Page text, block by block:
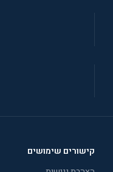
קישורים שימושים